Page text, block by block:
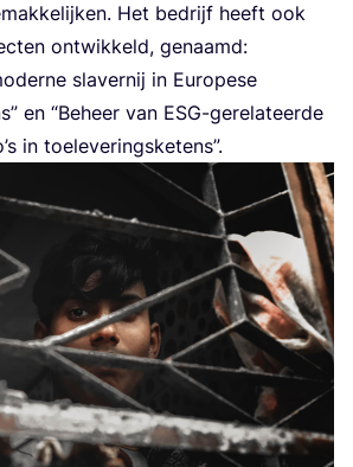
Het bedrijf heeft ook
ont­wik­keld, genaamd:
sla­ver­nij in Euro­pe­se
en “Beheer van ESG-gere­la­teer­de
in toeleveringsketens”.